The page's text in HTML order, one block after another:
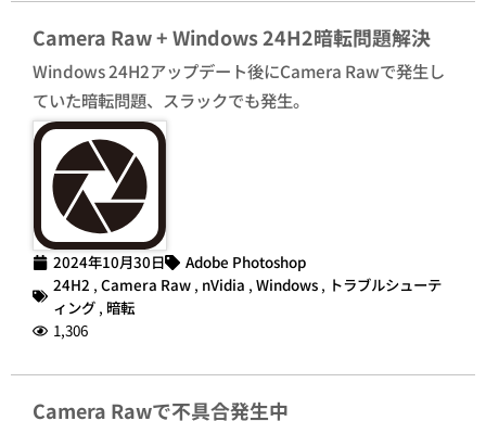
Camera Raw + Windows 24H2暗転問題解決
Windows 24H2アップデート後にCamera Rawで発生し
ていた暗転問題、スラックでも発生。
2024年10月30日
Adobe Photoshop
24H2 , Camera Raw , nVidia , Windows , トラブルシューテ
ィング , 暗転
1,306
Camera Rawで不具合発生中